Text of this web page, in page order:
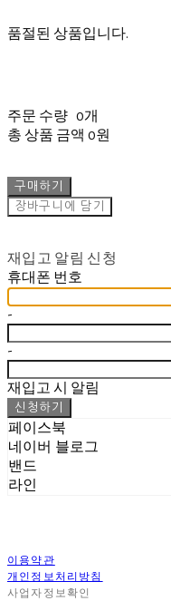
품절된 상품입니다.
주문 수량 0개
총 상품 금액 0원
구매하기
장바구니에 담기
재입고 알림 신청
휴대폰 번호
-
-
재입고 시 알림
신청하기
페이스북
네이버 블로그
밴드
라인
이용약관
개인정보처리방침
사업자정보확인